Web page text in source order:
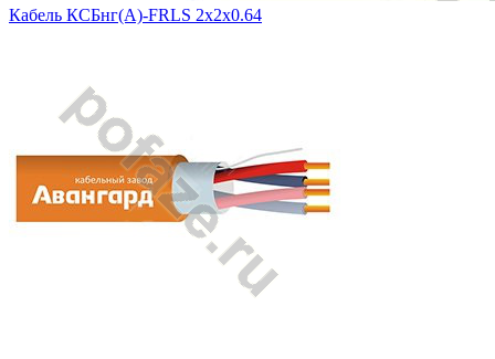
Кабель КСБнг(А)-FRLS 2х2х0.64